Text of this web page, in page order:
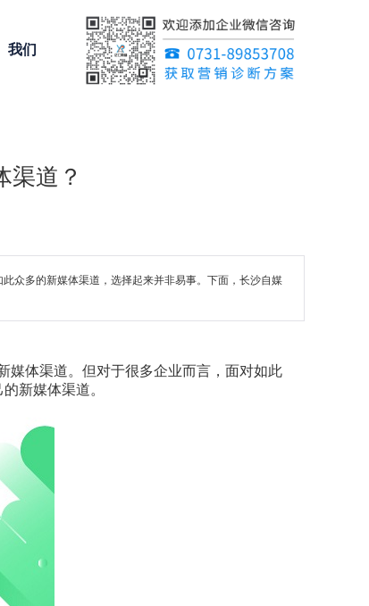
我们
渠道？
众多的新媒体渠道，选择起来并非易事。下面，长沙自媒
媒体渠道。但对于很多企业而言，面对如此
新媒体渠道。